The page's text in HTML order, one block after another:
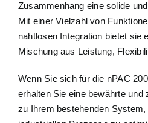
Zusammenhang eine solide
Mit einer Vielzahl von
nahtlosen Integration bietet sie
Mischung aus Leistung,
Wenn Sie sich für die nPAC
erhalten Sie eine bewährte
zu Ihrem bestehenden System,